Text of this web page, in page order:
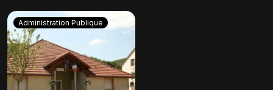
Administration Publique